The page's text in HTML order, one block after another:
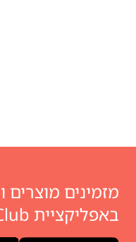
מזמינים מוצרים
באפליקציית Coral Club